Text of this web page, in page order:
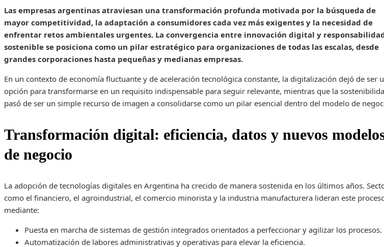
Las empresas argentinas atraviesan una transformación profunda motivada por la búsqueda de
mayor competitividad, la adaptación a consumidores cada vez más exigentes y la necesidad de
enfrentar retos ambientales urgentes. La convergencia entre innovación digital y
sostenible se posiciona como un pilar estratégico para organizaciones de todas las escalas, desde
grandes corporaciones hasta pequeñas y medianas empresas.
En un contexto de economía fluctuante y de aceleración tecnológica constante, la digitalización dejó de ser
opción para transformarse en un requisito indispensable para seguir relevante, mientras que la
pasó de ser un simple recurso de imagen a consolidarse como un pilar esencial dentro del modelo de
Transformación digital: eficiencia, datos y nuevos
de negocio
La adopción de tecnologías digitales en Argentina ha crecido de manera sostenida en los últimos años.
como el financiero, el agroindustrial, el comercio minorista y la industria manufacturera lideran este
mediante:
Puesta en marcha de sistemas de gestión integrados orientados a perfeccionar y agilizar los procesos.
Automatización de labores administrativas y operativas para elevar la eficiencia.